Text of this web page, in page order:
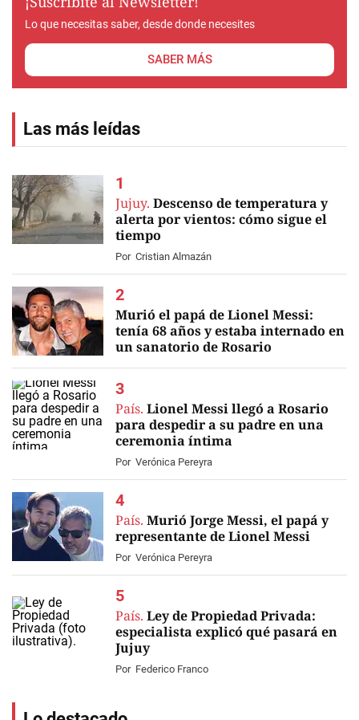
Lo que necesitas saber, desde donde necesites
SABER MÁS
Las más leídas
Jujuy. Descenso de temperatura y
alerta por vientos: cómo sigue el
tiempo
Por Cristian Almazán
EN VIVO
Murió el papá de Lionel Messi:
tenía 68 años y estaba internado en
un sanatorio de Rosario
País. Lionel Messi llegó a Rosario
para despedir a su padre en una
ceremonia íntima
Por Verónica Pereyra
País. Murió Jorge Messi, el papá y
representante de Lionel Messi
Por Verónica Pereyra
País. Ley de Propiedad Privada:
especialista explicó qué pasará en
Jujuy
Por Federico Franco